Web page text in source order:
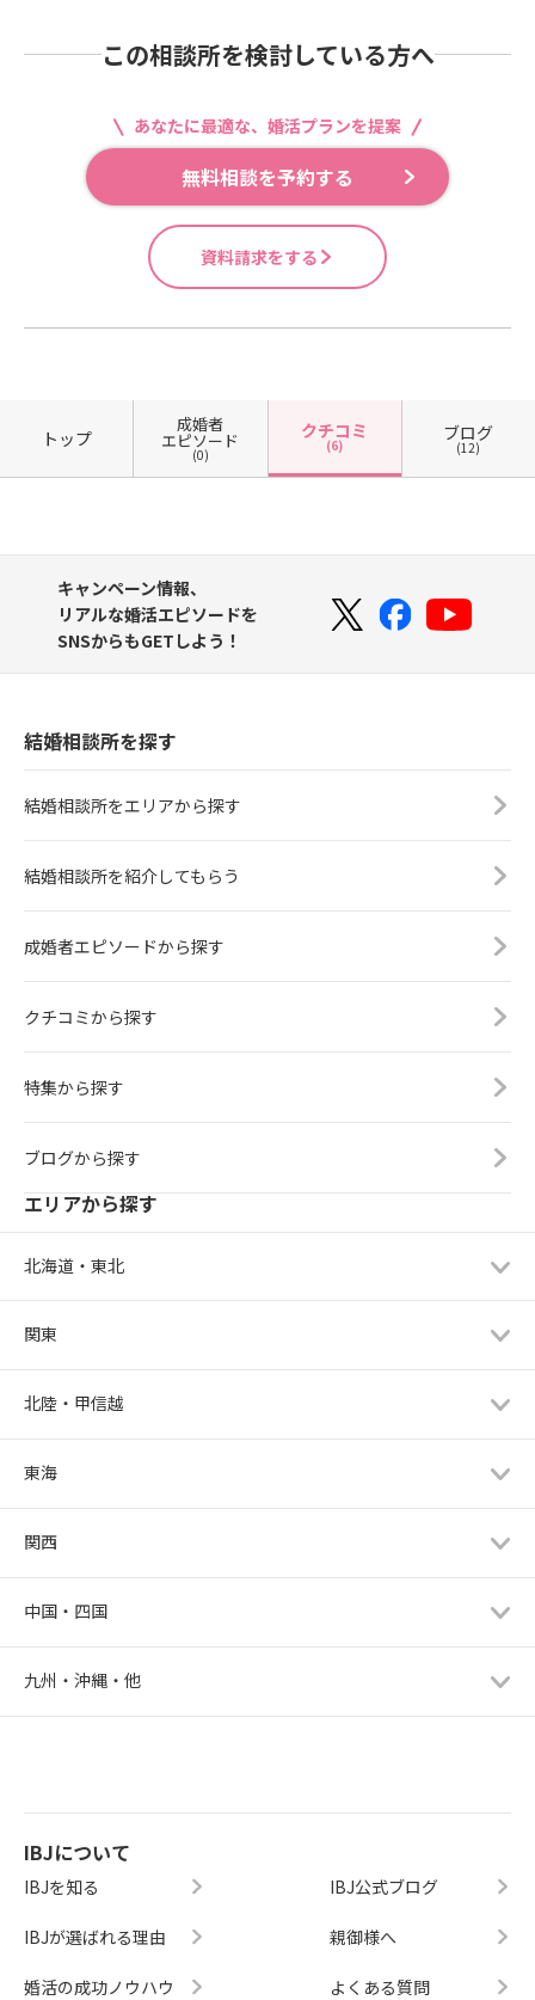
この相談所を検討している方へ
あなたに最適な、婚活プランを提案
無料相談を予約する
資料請求をする
トップ
成婚者
エピソード
(0)
クチコミ
(6)
ブログ
(12)
キャンペーン情報、
リアルな婚活エピソードを
SNSからもGETしよう！
結婚相談所を探す
結婚相談所をエリアから探す
結婚相談所を紹介してもらう
成婚者エピソードから探す
クチコミから探す
特集から探す
ブログから探す
エリアから探す
北海道・東北
関東
北陸・甲信越
東海
関西
中国・四国
九州・沖縄・他
IBJについて
IBJを知る
IBJが選ばれる理由
婚活の成功ノウハウ
IBJ公式ブログ
親御様へ
よくある質問